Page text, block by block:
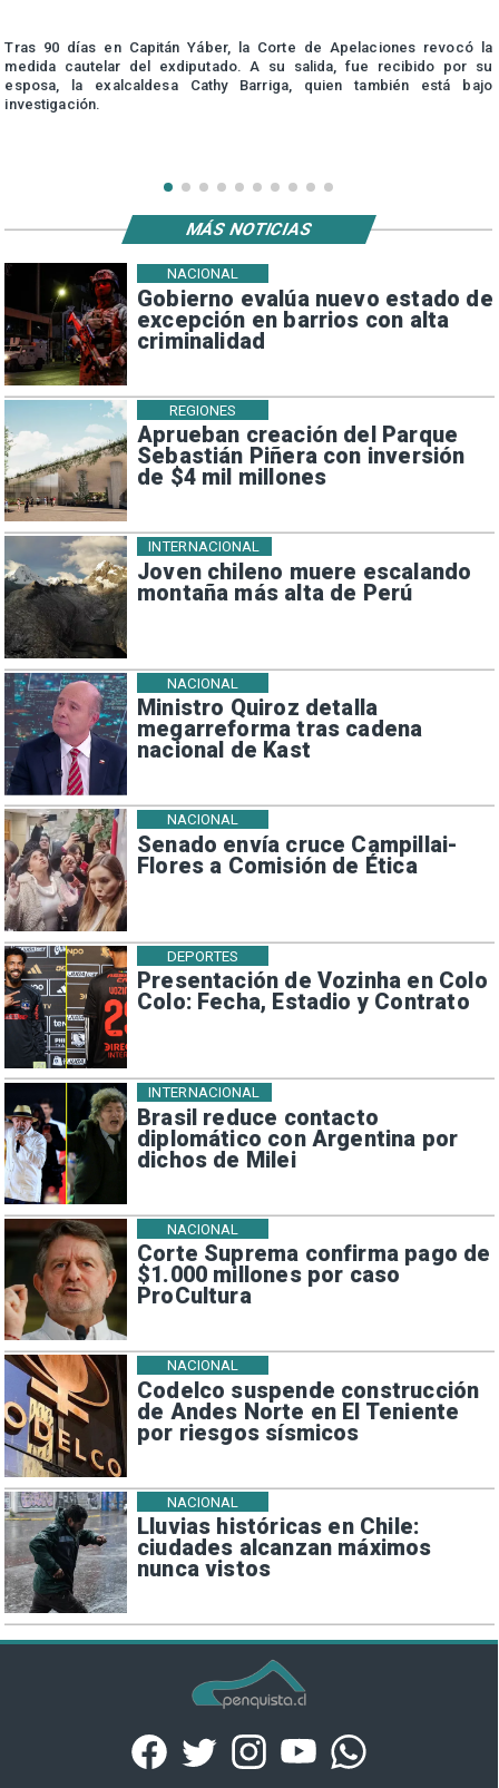
Tras 90 días en Capitán Yáber, la Corte de Apelaciones revocó la
medida cautelar del exdiputado. A su salida, fue recibido por su
esposa, la exalcaldesa Cathy Barriga, quien también está bajo
investigación.
Gobierno evalúa nuevo estado de
excepción en barrios con alta
criminalidad
NACIONAL
Aprueban creación del Parque
Sebastián Piñera con inversión
de $4 mil millones
REGIONES
Joven chileno muere escalando
montaña más alta de Perú
INTERNACIONAL
Ministro Quiroz detalla
megarreforma tras cadena
nacional de Kast
NACIONAL
Senado envía cruce Campillai-
Flores a Comisión de Ética
NACIONAL
Presentación de Vozinha en Colo
Colo: Fecha, Estadio y Contrato
DEPORTES
Brasil reduce contacto
diplomático con Argentina por
dichos de Milei
INTERNACIONAL
Corte Suprema confirma pago de
$1.000 millones por caso
ProCultura
NACIONAL
Codelco suspende construcción
de Andes Norte en El Teniente
por riesgos sísmicos
NACIONAL
Lluvias históricas en Chile:
ciudades alcanzan máximos
nunca vistos
NACIONAL
MÁS NOTICIAS